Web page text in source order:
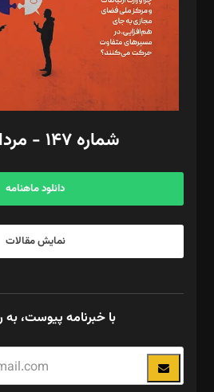
طراح یونیفرم: مجید توکلی
فیلمبرداری و عکاسی: امیر شفیعی، مانی
گرافیک و صفحه‌آرایی: سید‌سبحان‌علی ثابت
مد‌یر توسعه تجاری: کامبیز برید‌
امور مالی: شاپور رهبری، محمد‌ کاظمی‌نیا
آگهی و مشترکین: ۰۹۱۹۹۹۹۰۴۵۴
شماره ۱۴۷ - مرداد ۱۴۰۵
دانلود ماهنامه
نمایش مقالات
با خبرنامه پیوست، به